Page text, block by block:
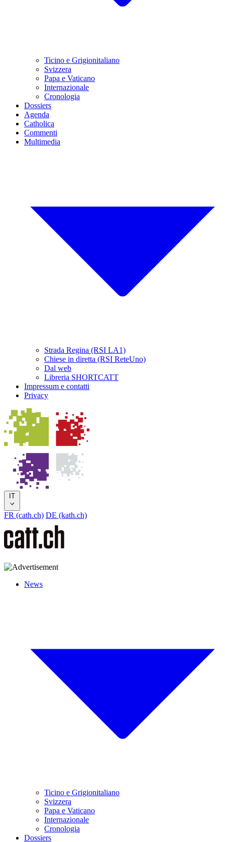
Ticino e Grigionitaliano
Svizzera
Papa e Vaticano
Internazionale
Cronologia
Dossiers
Agenda
Catholica
Commenti
Multimedia
Strada Regina (RSI LA1)
Chiese in diretta (RSI ReteUno)
Dal web
Libreria SHORTCATT
Impressum e contatti
Privacy
IT
FR (cath.ch) DE (kath.ch)
News
Ticino e Grigionitaliano
Svizzera
Papa e Vaticano
Internazionale
Cronologia
Dossiers